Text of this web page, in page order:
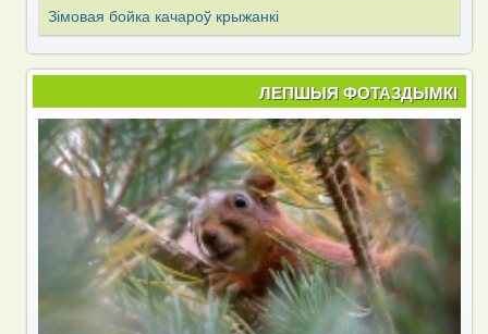
Зімовая бойка качароў крыжанкі
ЛЕПШЫЯ ФОТАЗДЫМКІ